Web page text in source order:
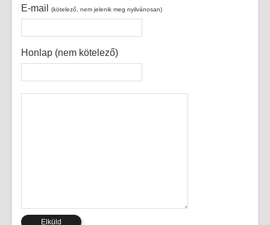
E-mail (kötelező, nem jelenik meg nyilvánosan)
Honlap (nem kötelező)